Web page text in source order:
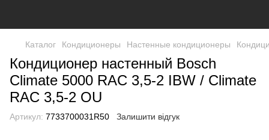
Каталог Кондиционеры Настенные кондиционеры
Кондиционер настенный Bosch
Climate 5000 RAC 3,5-2 IBW / Climate
RAC 3,5-2 OU
Артикул: 7733700031R50 Залишити відгук